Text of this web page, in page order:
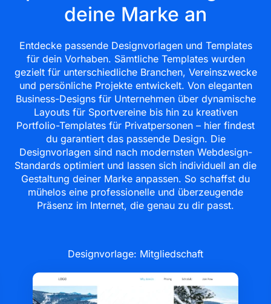
deine Marke an
Entdecke passende Designvorlagen und Templates
für dein Vorhaben. Sämtliche Templates wurden
gezielt für unterschiedliche Branchen, Vereinszwecke
und persönliche Projekte entwickelt. Von eleganten
Business-Designs für Unternehmen über dynamische
Layouts für Sportvereine bis hin zu kreativen
Portfolio-Templates für Privatpersonen – hier findest
du garantiert das passende Design. Die
Designvorlagen sind nach modernsten Webdesign-
Standards optimiert und lassen sich individuell an die
Gestaltung deiner Marke anpassen. So schaffst du
mühelos eine professionelle und überzeugende
Präsenz im Internet, die genau zu dir passt.
Designvorlage: Mitgliedschaft